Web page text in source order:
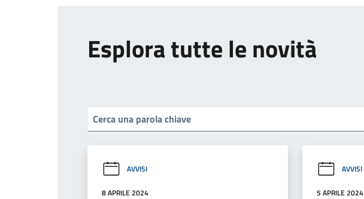
Esplora tutte le novità
AVVISI
8 APRILE 2024
AVVISI
5 APRILE 2024